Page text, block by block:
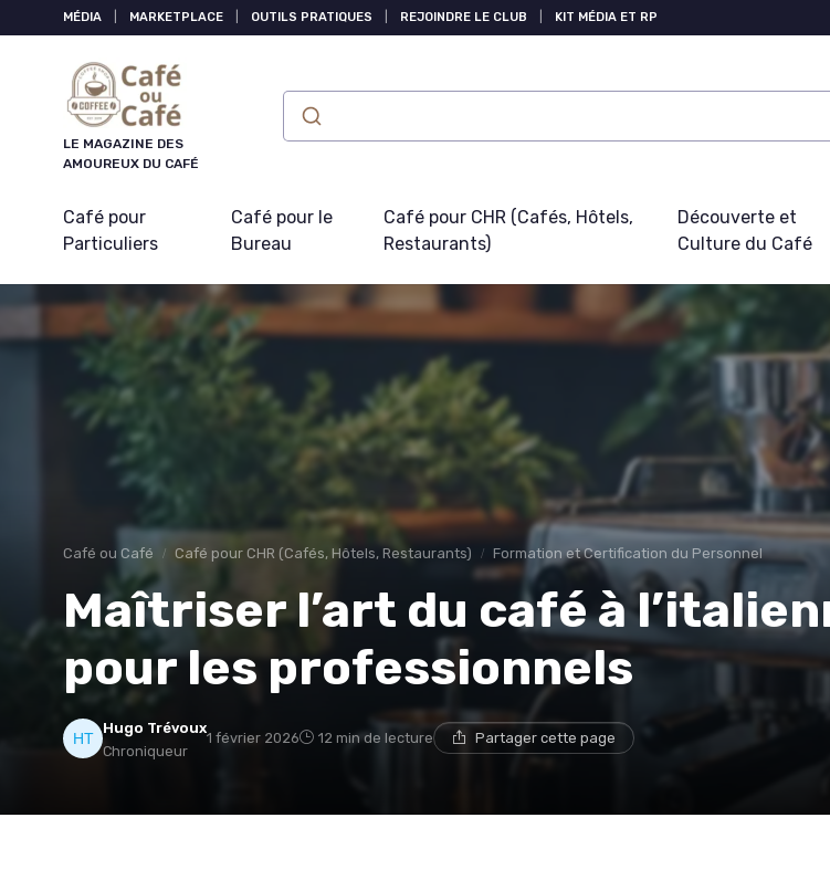
MÉDIA MARKETPLACE OUTILS PRATIQUES REJOINDRE LE CLUB KIT MÉDIA ET RP
LE MAGAZINE DES
AMOUREUX DU CAFÉ
Café pour
Particuliers
Café pour le
Bureau
Café pour CHR (Cafés, Hôtels,
Restaurants)
Découverte et
Culture du Café
Café ou Café Café pour CHR (Cafés, Hôtels, Restaurants) Formation et Certification du Personnel
Maîtriser l’art du café à
pour les professionnels
Hugo Trévoux
Chroniqueur
1 février 2026 12 min de lecture Partager cette page
Panneau de gestion des cookies